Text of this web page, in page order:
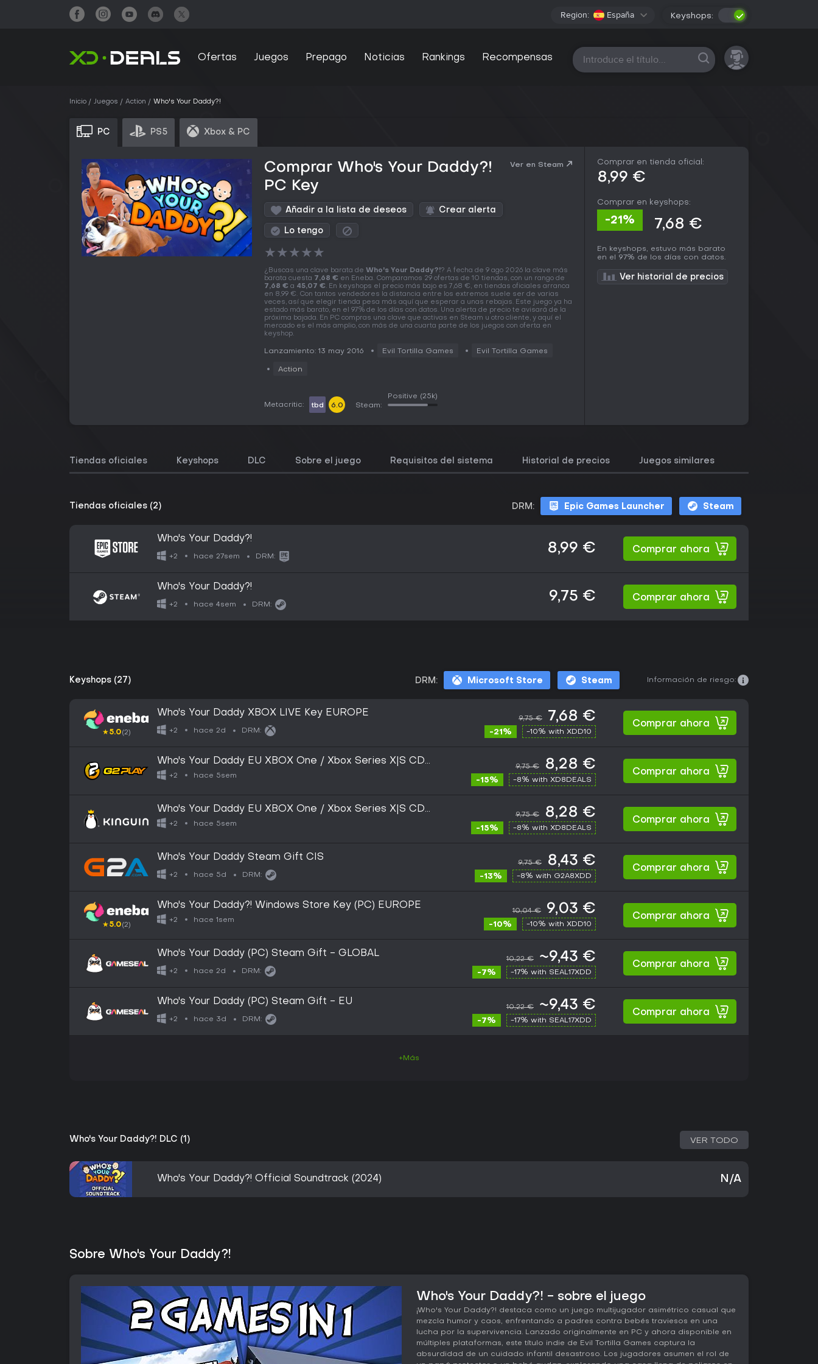
Region: España Keyshops:
Ofertas Juegos Prepago Noticias Rankings Recompensas Todas las plataformas
Inicio Juegos Action Who's Your Daddy?!
PC PS5 Xbox & PC
Comprar Who's Your Daddy?!
PC Key
Ver en Steam
Añadir a la lista de deseos Crear alerta
Lo tengo
★★★★★
¿Buscas una clave barata de Who's Your Daddy?!? A fecha de 9 ago 2026 la clave más
barata cuesta 7,68 € en Eneba. Comparamos 29 ofertas de 10 tiendas, con un rango de
7,68 € a 45,07 €. En keyshops el precio más bajo es 7,68 €, en tiendas oficiales arranca
en 8,99 €. Con tantos vendedores la distancia entre los extremos suele ser de varias
veces, así que elegir tienda pesa más aquí que esperar a unas rebajas. Este juego ya ha
estado más barato, en el 97% de los días con datos. Una alerta de precio te avisará de la
próxima bajada. En PC compras una clave que activas en Steam u otro cliente, y aquí el
mercado es el más amplio, con más de una cuarta parte de los juegos con oferta en
keyshop.
Lanzamiento: 13 may 2016 Evil Tortilla Games Evil Tortilla Games
Action
Metacritic: tbd 6.0 Steam:
Positive (25k)
Comprar en tienda oficial:
8,99 €
Comprar en keyshops:
-21% 7,68 €
En keyshops, estuvo más barato
en el 97% de los días con datos.
Ver historial de precios
Tiendas oficiales Keyshops DLC Sobre el juego Requisitos del sistema Historial de precios Juegos similares
Tiendas oficiales (2) DRM: Epic Games Launcher Steam
Who's Your Daddy?!
+2 hace 27sem DRM:
8,99 € Comprar ahora
Who's Your Daddy?!
+2 hace 4sem DRM:
9,75 € Comprar ahora
Keyshops (27) DRM: Microsoft Store Steam Información de riesgo:
★5.0(2)
Who's Your Daddy XBOX LIVE Key EUROPE
+2 hace 2d DRM:
9,75 € 7,68 €
-21% -10% with XDD10
Comprar ahora
Who's Your Daddy EU XBOX One / Xbox Series X|S CD
Key
+2 hace 5sem
9,75 € 8,28 €
-15% -8% with XD8DEALS
Comprar ahora
Who's Your Daddy EU XBOX One / Xbox Series X|S CD
Key
+2 hace 5sem
9,75 € 8,28 €
-15% -8% with XD8DEALS
Comprar ahora
Who's Your Daddy Steam Gift CIS
+2 hace 5d DRM:
9,75 € 8,43 €
-13% -8% with G2A8XDD
Comprar ahora
★5.0(2)
Who's Your Daddy?! Windows Store Key (PC) EUROPE
+2 hace 1sem
10,04 € 9,03 €
-10% -10% with XDD10
Comprar ahora
Who's Your Daddy (PC) Steam Gift - GLOBAL
+2 hace 2d DRM:
10,22 € ~9,43 €
-7% -17% with SEAL17XDD
Comprar ahora
Who's Your Daddy (PC) Steam Gift - EU
+2 hace 3d DRM:
10,22 € ~9,43 €
-7% -17% with SEAL17XDD
Comprar ahora
+Más
Who's Your Daddy?! DLC (1) VER TODO
Who's Your Daddy?! Official Soundtrack (2024) N/A
Sobre Who's Your Daddy?!
Who's Your Daddy?! - sobre el juego
¡Who's Your Daddy?! destaca como un juego multijugador asimétrico casual que
mezcla humor y caos, enfrentando a padres contra bebés traviesos en una
lucha por la supervivencia. Lanzado originalmente en PC y ahora disponible en
múltiples plataformas, este título indie de Evil Tortilla Games captura la
absurdidad de un cuidado infantil desastroso. Los jugadores asumen el rol de